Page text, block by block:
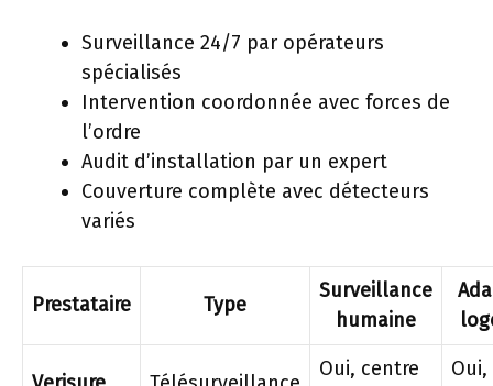
Surveillance 24/7 par opérateurs
spécialisés
Intervention coordonnée avec forces de
l’ordre
Audit d’installation par un expert
Couverture complète avec détecteurs
variés
Prestataire Type
Surveillance
humaine
Oui, centre